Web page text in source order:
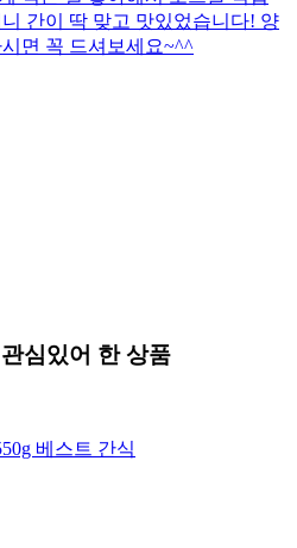
간이 딱 맞고 맛있었습니다! 양
면 꼭 드셔보세요~^^
심있어 한 상품
베스트 간식